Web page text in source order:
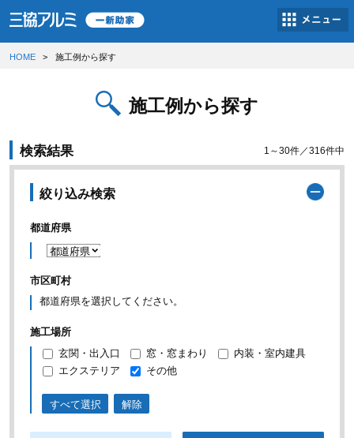
HOME 施工例から探す
施工例から探す
検索結果 1～30件／316件中
絞り込み検索
都道府県
市区町村
都道府県を選択してください。
施工場所
玄関・出入口
窓・窓まわり
内装・室内建具
エクステリア
その他
すべて選択 解除